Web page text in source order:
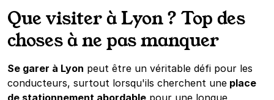
Que visiter à Lyon ? Top des
choses à ne pas manquer
Se garer à Lyon peut être un véritable défi pour les
conducteurs, surtout lorsqu'ils cherchent une place
de stationnement abordable pour une longue